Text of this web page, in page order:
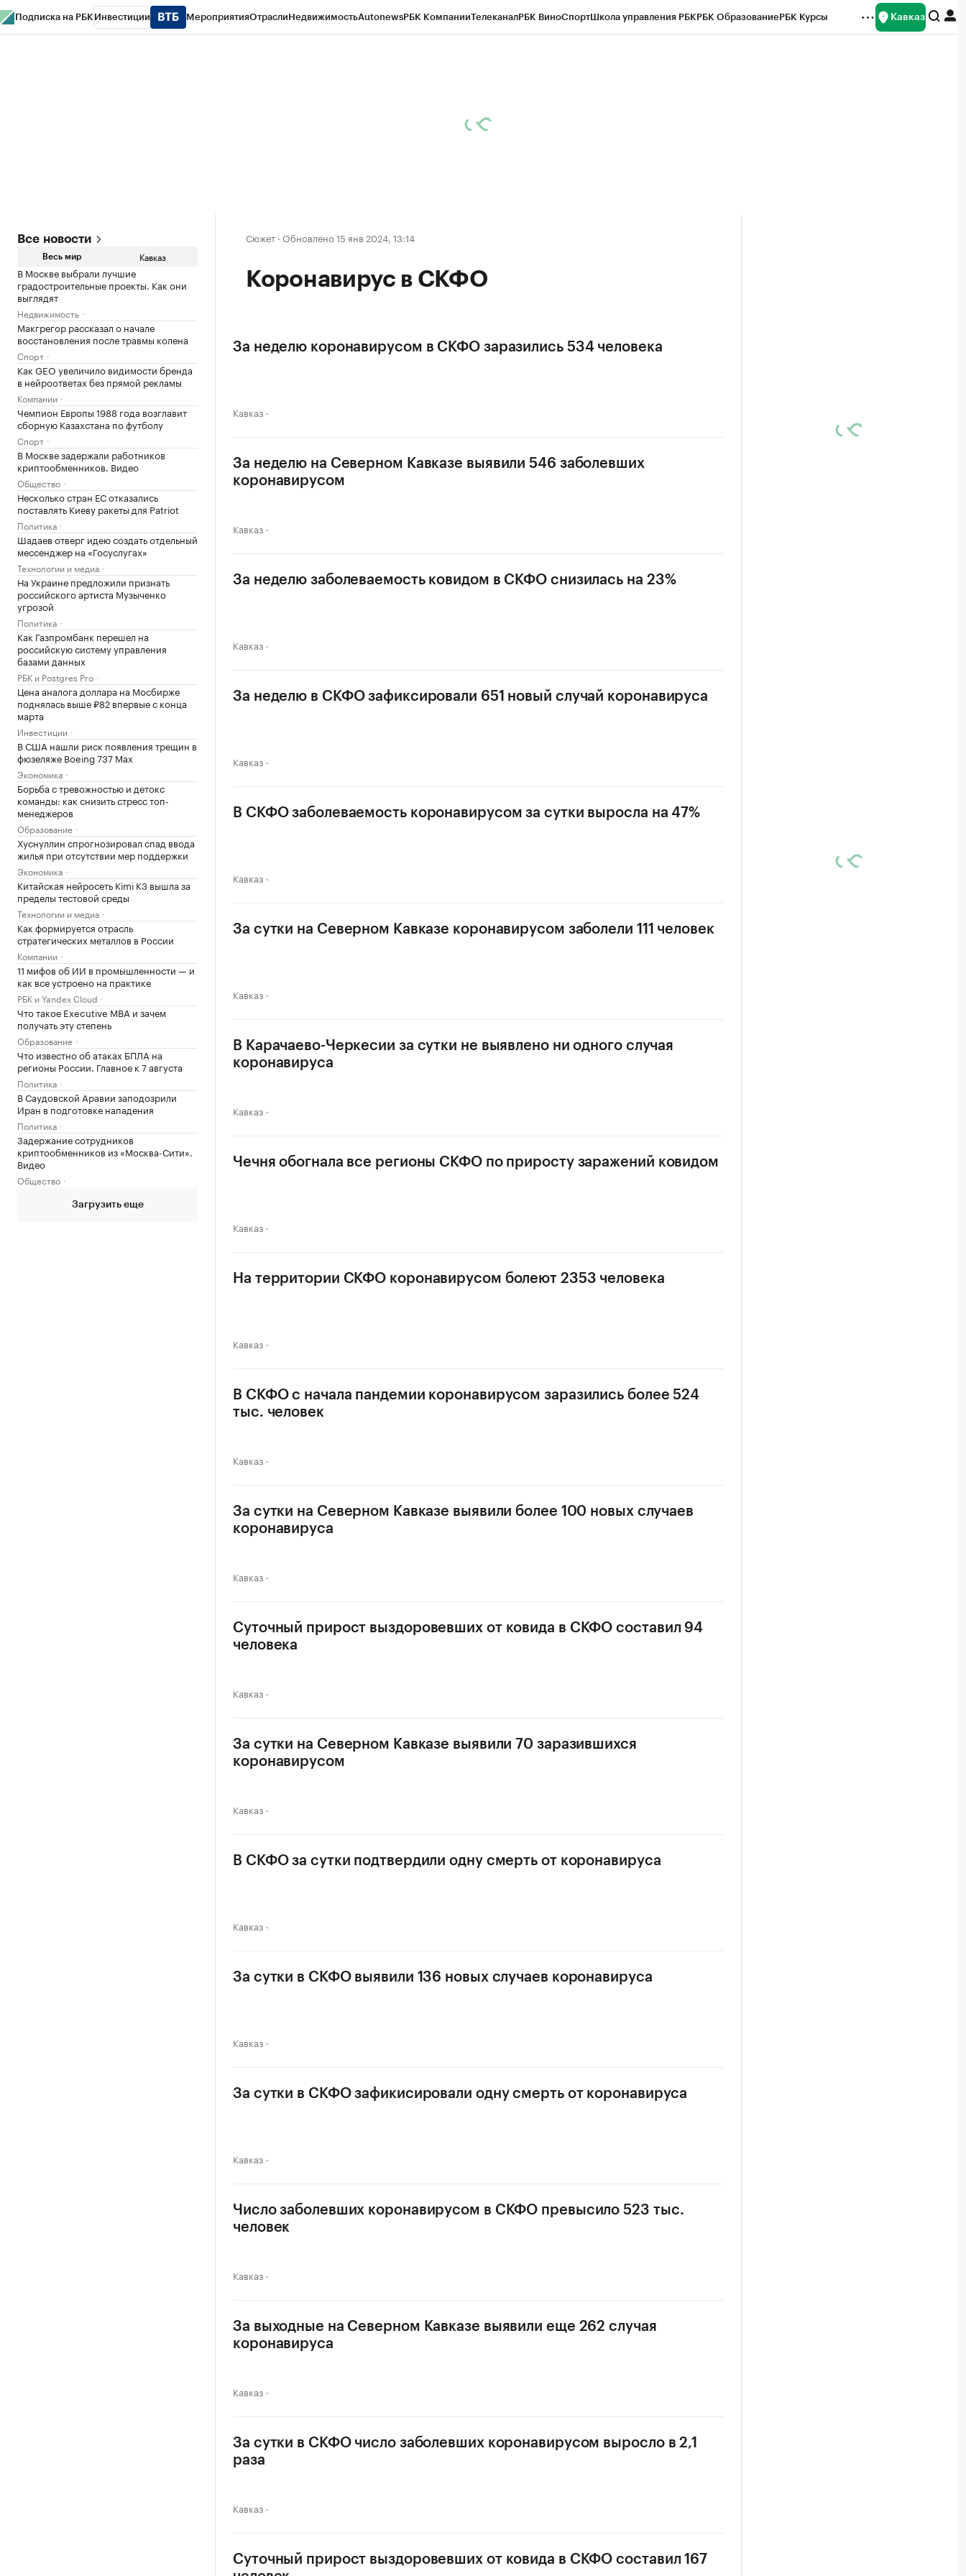
Подписка на РБК Инвестиции МероприятияОтраслиНедвижимостьAutonewsРБК КомпанииТелеканалРБК ВиноСпортШкола управления РБКРБК ОбразованиеРБК Курсы Кавказ
Все новости
Весь мир Кавказ
В Москве выбрали лучшие
градостроительные проекты. Как они
выглядят
Недвижимость
Макгрегор рассказал о начале
восстановления после травмы колена
Спорт
Как GEO увеличило видимости бренда
в нейроответах без прямой рекламы
Компании
Чемпион Европы 1988 года возглавит
сборную Казахстана по футболу
Спорт
В Москве задержали работников
криптообменников. Видео
Общество
Несколько стран ЕС отказались
поставлять Киеву ракеты для Patriot
Политика
Шадаев отверг идею создать отдельный
мессенджер на «Госуслугах»
Технологии и медиа
На Украине предложили признать
российского артиста Музыченко
угрозой
Политика
Как Газпромбанк перешел на
российскую систему управления
базами данных
РБК и Postgres Pro
Цена аналога доллара на Мосбирже
поднялась выше ₽82 впервые с конца
марта
Инвестиции
В США нашли риск появления трещин в
фюзеляже Boeing 737 Max
Экономика
Борьба с тревожностью и детокс
команды: как снизить стресс топ-
менеджеров
Образование
Хуснуллин спрогнозировал спад ввода
жилья при отсутствии мер поддержки
Экономика
Китайская нейросеть Kimi K3 вышла за
пределы тестовой среды
Технологии и медиа
Как формируется отрасль
стратегических металлов в России
Компании
11 мифов об ИИ в промышленности — и
как все устроено на практике
РБК и Yandex Cloud
Что такое Executive MBA и зачем
получать эту степень
Образование
Что известно об атаках БПЛА на
регионы России. Главное к 7 августа
Политика
В Саудовской Аравии заподозрили
Иран в подготовке нападения
Политика
Задержание сотрудников
криптообменников из «Москва-Сити».
Видео
Общество
Загрузить еще
Сюжет · Обновлено 15 янв 2024, 13:14
Коронавирус в СКФО
За неделю коронавирусом в СКФО заразились 534 человека
Кавказ
За неделю на Северном Кавказе выявили 546 заболевших
коронавирусом
Кавказ
За неделю заболеваемость ковидом в СКФО снизилась на 23%
Кавказ
За неделю в СКФО зафиксировали 651 новый случай коронавируса
Кавказ
В СКФО заболеваемость коронавирусом за сутки выросла на 47%
Кавказ
За сутки на Северном Кавказе коронавирусом заболели 111 человек
Кавказ
В Карачаево-Черкесии за сутки не выявлено ни одного случая
коронавируса
Кавказ
Чечня обогнала все регионы СКФО по приросту заражений ковидом
Кавказ
На территории СКФО коронавирусом болеют 2353 человека
Кавказ
В СКФО с начала пандемии коронавирусом заразились более 524
тыс. человек
Кавказ
За сутки на Северном Кавказе выявили более 100 новых случаев
коронавируса
Кавказ
Суточный прирост выздоровевших от ковида в СКФО составил 94
человека
Кавказ
За сутки на Северном Кавказе выявили 70 заразившихся
коронавирусом
Кавказ
В СКФО за сутки подтвердили одну смерть от коронавируса
Кавказ
За сутки в СКФО выявили 136 новых случаев коронавируса
Кавказ
За сутки в СКФО зафикисировали одну смерть от коронавируса
Кавказ
Число заболевших коронавирусом в СКФО превысило 523 тыс.
человек
Кавказ
За выходные на Северном Кавказе выявили еще 262 случая
коронавируса
Кавказ
За сутки в СКФО число заболевших коронавирусом выросло в 2,1
раза
Кавказ
Суточный прирост выздоровевших от ковида в СКФО составил 167